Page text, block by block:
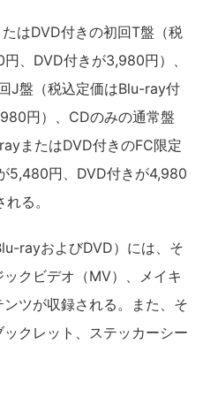
はDVD付きの初回T盤（税
、DVD付きが3,980円）、
J盤（税込定価はBlu-ray付
円）、CDのみの通常盤
またはDVD付きのFC限定
5,480円、DVD付きが4,980
る。
rayおよびDVD）には、そ
クビデオ（MV）、メイキ
ツが収録される。また、そ
クレット、ステッカーシー